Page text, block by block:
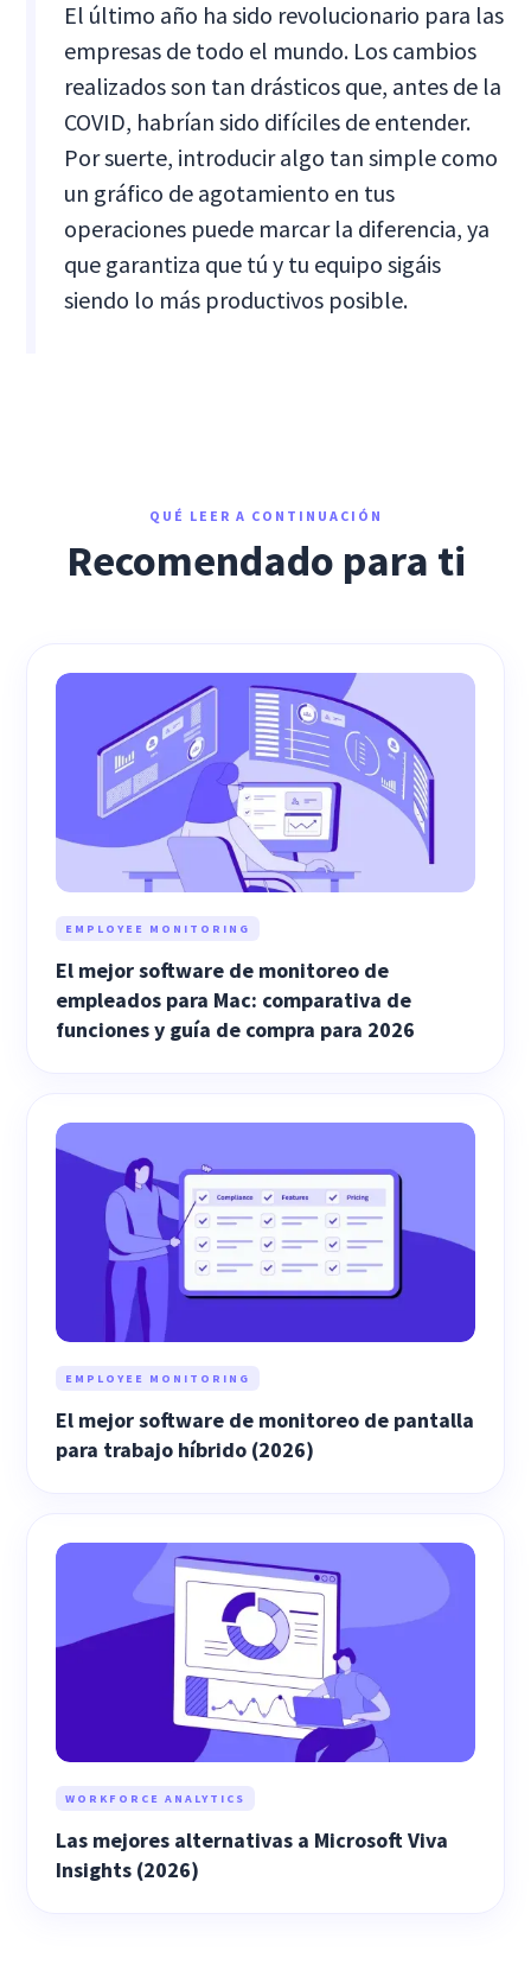
El último año ha sido revolucionario para las
empresas de todo el mundo. Los cambios
realizados son tan drásticos que, antes de la
COVID, habrían sido difíciles de entender.
Por suerte, introducir algo tan simple como
un gráfico de agotamiento en tus
operaciones puede marcar la diferencia, ya
que garantiza que tú y tu equipo sigáis
siendo lo más productivos posible.
QUÉ LEER A CONTINUACIÓN
Recomendado para ti
EMPLOYEE MONITORING
El mejor software de monitoreo de
empleados para Mac: comparativa de
funciones y guía de compra para 2026
EMPLOYEE MONITORING
El mejor software de monitoreo de pantalla
para trabajo híbrido (2026)
WORKFORCE ANALYTICS
Las mejores alternativas a Microsoft Viva
Insights (2026)